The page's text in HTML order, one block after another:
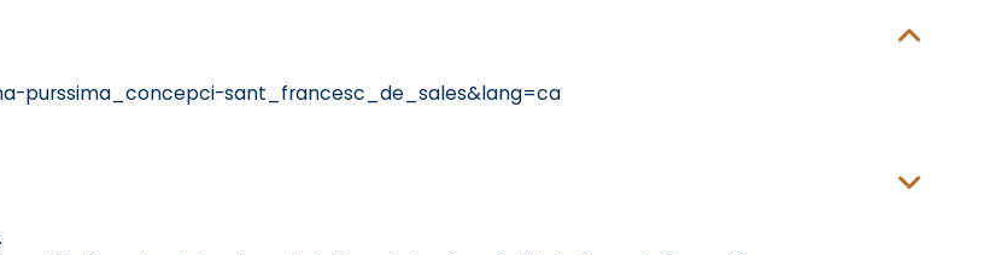
purssima_concepci-sant_francesc_de_sales&lang=ca